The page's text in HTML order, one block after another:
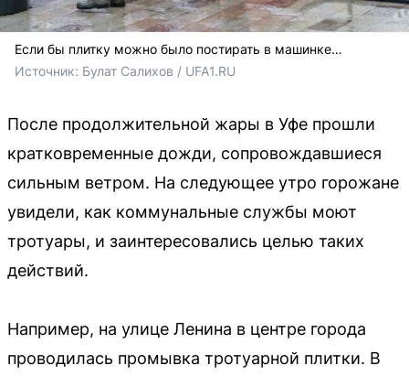
Если бы плитку можно было постирать в машинке…
Источник: Булат Салихов / UFA1.RU
После продолжительной жары в Уфе прошли
кратковременные дожди, сопровождавшиеся
сильным ветром. На следующее утро горожане
увидели, как коммунальные службы моют
тротуары, и заинтересовались целью таких
действий.
Например, на улице Ленина в центре города
проводилась промывка тротуарной плитки. В